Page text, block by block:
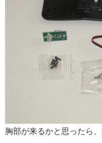
胸部が来るかと思ったら